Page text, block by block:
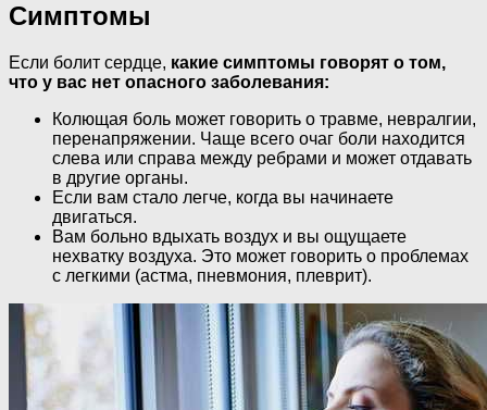
Симптомы
Если болит сердце, какие симптомы говорят о том,
что у вас нет опасного заболевания:
Колющая боль может говорить о травме, невралгии,
перенапряжении. Чаще всего очаг боли находится
слева или справа между ребрами и может отдавать
в другие органы.
Если вам стало легче, когда вы начинаете
двигаться.
Вам больно вдыхать воздух и вы ощущаете
нехватку воздуха. Это может говорить о проблемах
с легкими (астма, пневмония, плеврит).